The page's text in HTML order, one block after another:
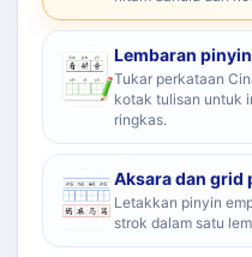
Lembaran pinyin
Tukar perkataan
kotak tulisan untuk
ringkas.
Aksara dan grid
Letakkan pinyin
strok dalam satu